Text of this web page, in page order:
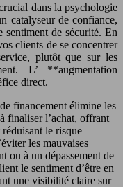
dans la psychologie
catalyseur de confiance,
sentiment de sécurité. En
clients de se concentrer
plutôt que sur les
L’ **augmentation
direct.
financement élimine les
finaliser l’achat, offrant
le risque
les mauvaises
ou à un dépassement de
le sentiment d’être en
une visibilité claire sur